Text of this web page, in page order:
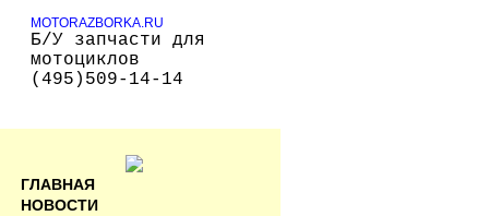
MOTORAZBORKA.RU
Б/У запчасти для
мотоциклов
(495)509-14-14
ГЛАВНАЯ
НОВОСТИ